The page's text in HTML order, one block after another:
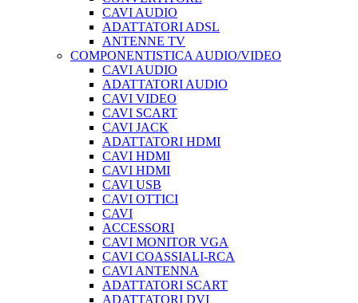
CAVI AUDIO
ADATTATORI ADSL
ANTENNE TV
COMPONENTISTICA AUDIO/VIDEO
CAVI AUDIO
ADATTATORI AUDIO
CAVI VIDEO
CAVI SCART
CAVI JACK
ADATTATORI HDMI
CAVI HDMI
CAVI HDMI
CAVI USB
CAVI OTTICI
CAVI
ACCESSORI
CAVI MONITOR VGA
CAVI COASSIALI-RCA
CAVI ANTENNA
ADATTATORI SCART
ADATTATORI DVI